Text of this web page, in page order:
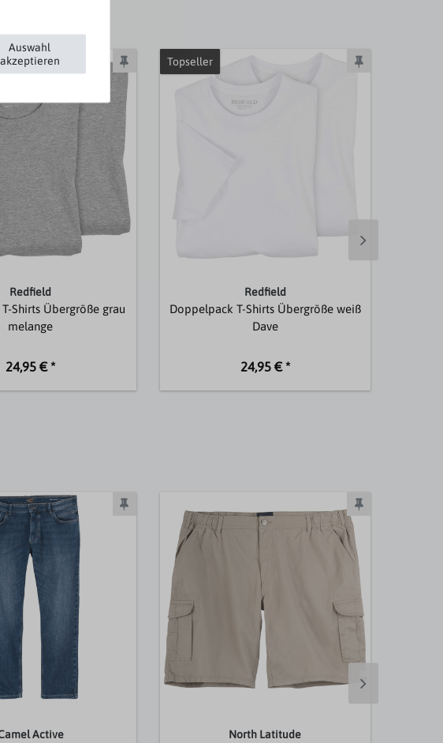
Redfield
Shirts Übergröße grau
melange
24,95 € *
Topseller
Redfield
Doppelpack T-Shirts Übergröße weiß
Dave
24,95 € *
Active North Latitude
Auswahl
akzeptieren